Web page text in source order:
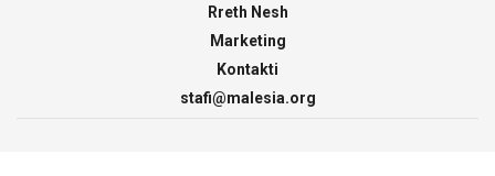
Rreth Nesh
Marketing
Kontakti
stafi@malesia.org